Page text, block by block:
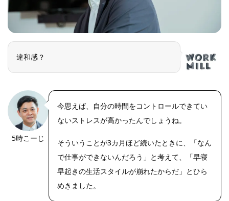
違和感？
5時こーじ
今思えば、自分の時間をコントロールできてい
ないストレスが高かったんでしょうね。
そういうことが3カ月ほど続いたときに、「なん
で仕事ができないんだろう」と考えて、「早寝
早起きの生活スタイルが崩れたからだ」とひら
めきました。